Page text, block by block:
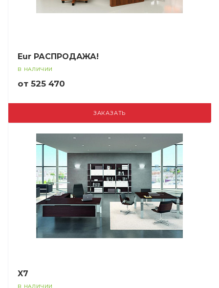
Eur РАСПРОДАЖА!
В НАЛИЧИИ
от 525 470
ЗАКАЗАТЬ
X7
В НАЛИЧИИ